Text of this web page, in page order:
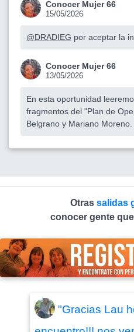
Conocer Mujer 66
15/05/2026
@DRADIEG por aceptar la
Conocer Mujer 66
13/05/2026
En esta oportunidad
fragmentos del "Plan de
Belgrano y Mariano Moreno.
Otras salidas
conocer gente
"Gracias Lau